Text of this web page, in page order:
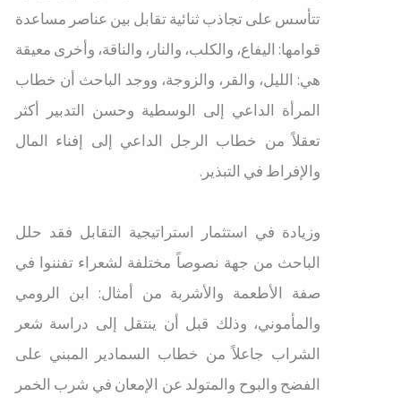
تتأسس على تجاذب ثنائية تقابل بين عناصر مساعدة
قوامها: اليفاع، والكلب، والنار، والناقة، وأخرى معيقة
هي: الليل، والقر، والزوجة، ووجد الباحث أن خطاب
المرأة الداعي إلى الوسطية وحسن التدبير أكثر
تعقلاً من خطاب الرجل الداعي إلى إفناء المال
والإفراط في التبذير.
وزيادة في استثمار استراتيجية التقابل فقد حلل
الباحث من جهة نصوصاً مختلفة لشعراء تفننوا في
صفة الأطعمة والأشربة من أمثال: ابن الرومي
والمأموني، وذلك قبل أن ينتقل إلى دراسة شعر
الشراب جاعلاً من خطاب السمادير المبني على
الفضح والبوح والمتولد عن الإمعان في شرب الخمر